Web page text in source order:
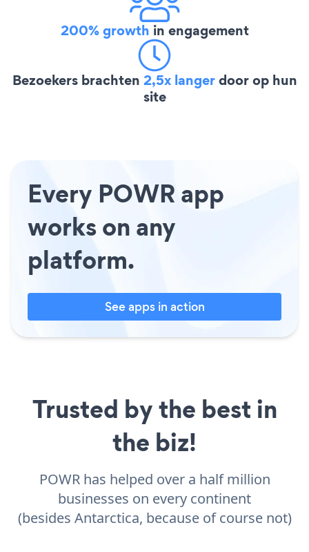
200% growth in engagement
Bezoekers brachten 2,5x langerdoor op hun
site
Every POWR app
works on any
platform.
See apps in action
Trusted by the best in
the biz!
POWR has helped over a half million
businesses on every continent
(besides Antarctica, because of course not)